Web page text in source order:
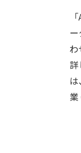
わ
業